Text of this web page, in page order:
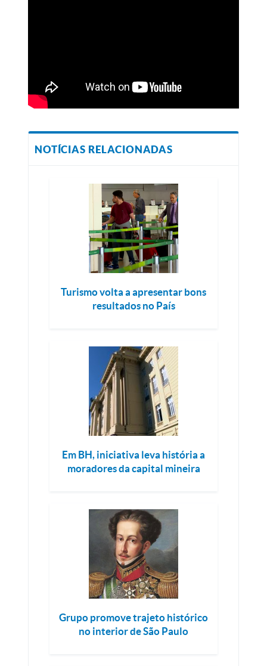
NOTÍCIAS RELACIONADAS
Turismo volta a apresentar bons
resultados no País
Em BH, iniciativa leva história a
moradores da capital mineira
Grupo promove trajeto histórico
no interior de São Paulo